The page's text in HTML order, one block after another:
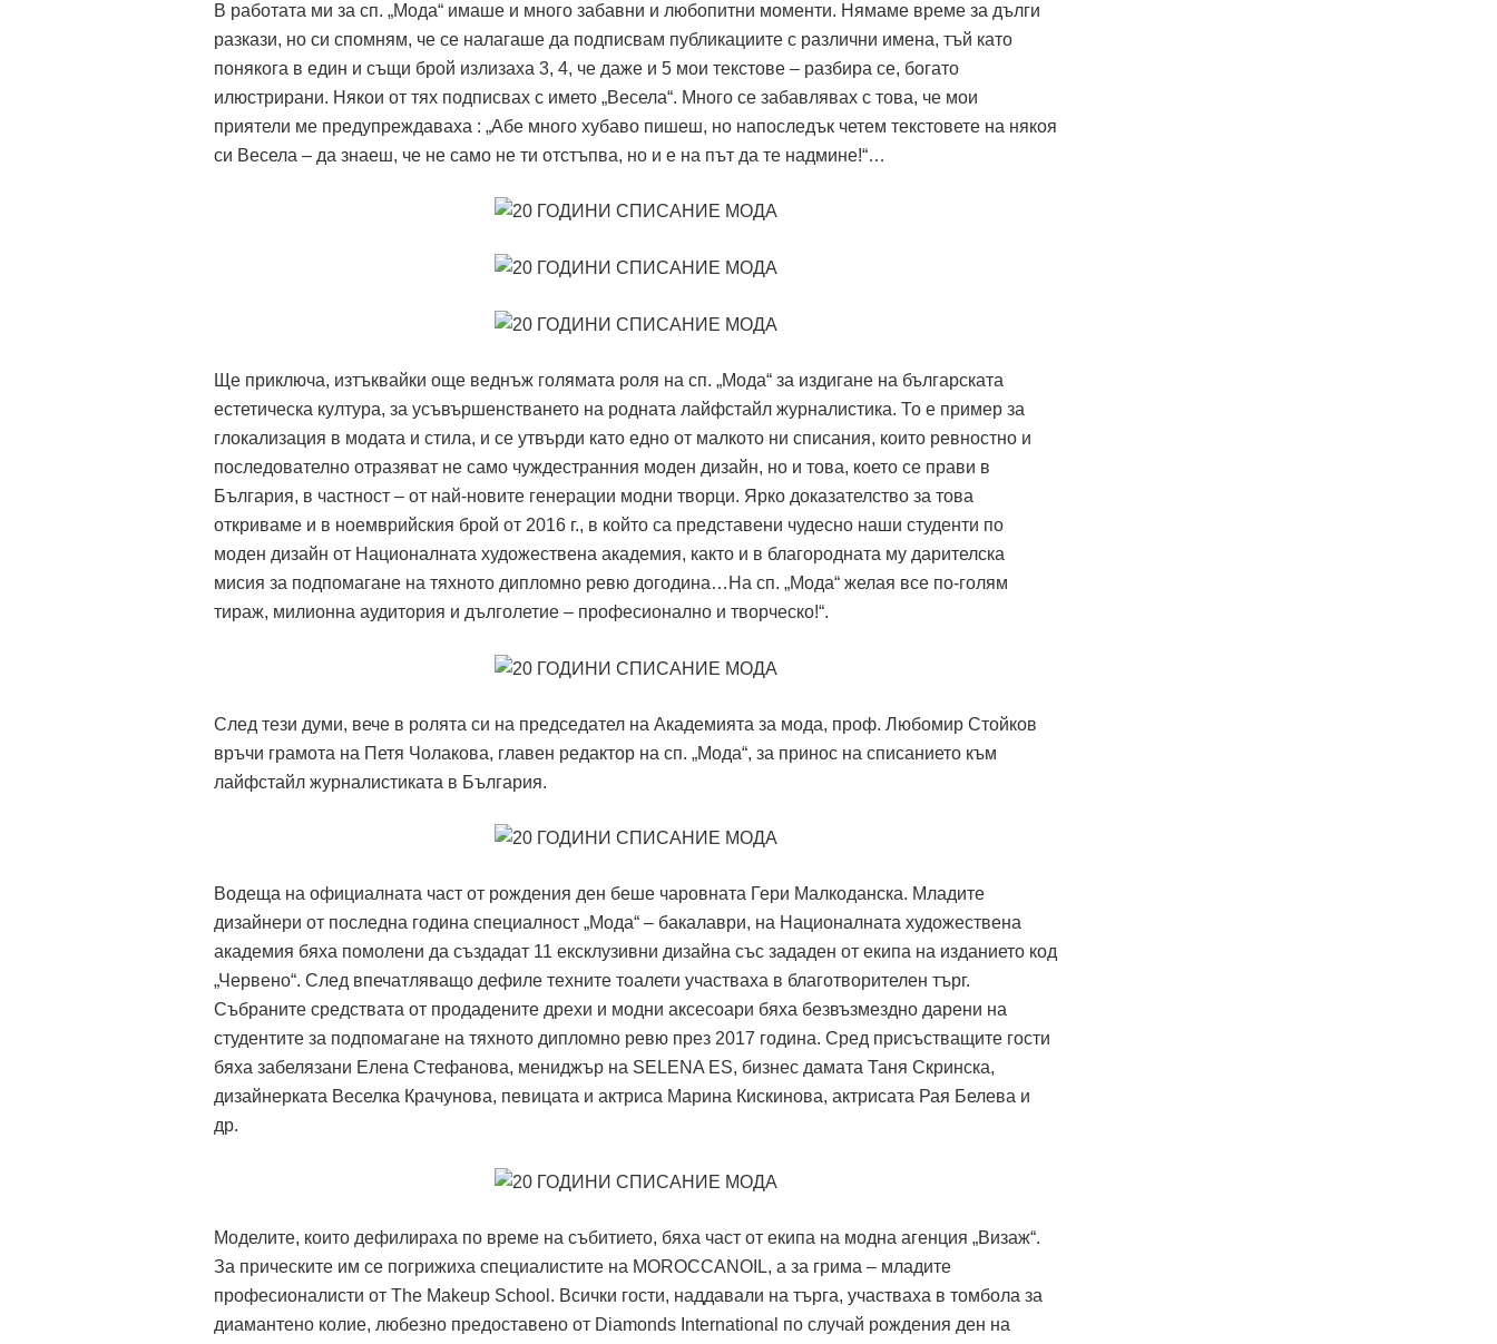
В работата ми за сп. „Мода“ имаше и много забавни и любопитни моменти. Нямаме време за дълги
разкази, но си спомням, че се налагаше да подписвам публикациите с различни имена, тъй като
понякога в един и същи брой излизаха 3, 4, че даже и 5 мои текстове – разбира се, богато
илюстрирани. Някои от тях подписвах с името „Весела“. Много се забавлявах с това, че мои
приятели ме предупреждаваха : „Абе много хубаво пишеш, но напоследък четем текстовете на някоя
си Весела – да знаеш, че не само не ти отстъпва, но и е на път да те надмине!“…
Ще приключа, изтъквайки още веднъж голямата роля на сп. „Мода“ за издигане на българската
естетическа култура, за усъвършенстването на родната лайфстайл журналистика. То е пример за
глокализация в модата и стила, и се утвърди като едно от малкото ни списания, които ревностно и
последователно отразяват не само чуждестранния моден дизайн, но и това, което се прави в
България, в частност – от най-новите генерации модни творци. Ярко доказателство за това
откриваме и в ноемврийския брой от 2016 г., в който са представени чудесно наши студенти по
моден дизайн от Националната художествена академия, както и в благородната му дарителска
мисия за подпомагане на тяхното дипломно ревю догодина…На сп. „Мода“ желая все по-голям
тираж, милионна аудитория и дълголетие – професионално и творческо!“.
След тези думи, вече в ролята си на председател на Академията за мода, проф. Любомир Стойков
връчи грамота на Петя Чолакова, главен редактор на сп. „Мода“, за принос на списанието към
лайфстайл журналистиката в България.
Водеща на официалната част от рождения ден беше чаровната Гери Малкоданска. Младите
дизайнери от последна година специалност „Мода“ – бакалаври, на Националната художествена
академия бяха помолени да създадат 11 ексклузивни дизайна със зададен от екипа на изданието код
„Червено“. След впечатляващо дефиле техните тоалети участваха в благотворителен търг.
Събраните средствата от продадените дрехи и модни аксесоари бяха безвъзмездно дарени на
студентите за подпомагане на тяхното дипломно ревю през 2017 година. Сред присъстващите гости
бяха забелязани Елена Стефанова, мениджър на SELENA ES, бизнес дамата Таня Скринска,
дизайнерката Веселка Крачунова, певицата и актриса Марина Кискинова, актрисата Рая Белева и
др.
Моделите, които дефилираха по време на събитието, бяха част от екипа на модна агенция „Визаж“.
За прическите им се погрижиха специалистите на MOROCCANOIL, а за грима – младите
професионалисти от The Makeup School. Всички гости, наддавали на търга, участваха в томбола за
диамантено колие, любезно предоставено от Diamonds International по случай рождения ден на